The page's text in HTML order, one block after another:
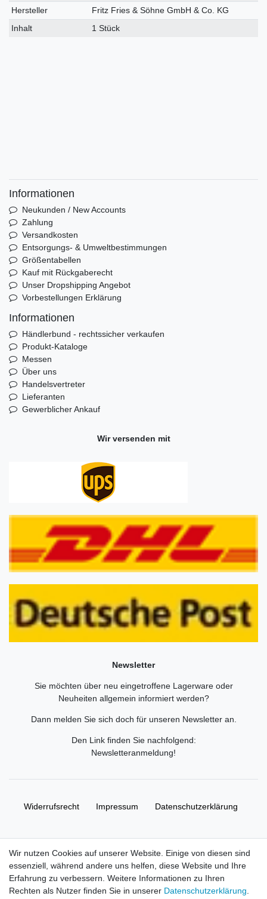
Hersteller
Fritz Fries & Söhne GmbH & Co. KG
Inhalt
1 Stück
Informationen
Neukunden / New Accounts
Zahlung
Versandkosten
Entsorgungs- & Umweltbestimmungen
Größentabellen
Kauf mit Rückgaberecht
Unser Dropshipping Angebot
Vorbestellungen Erklärung
Informationen
Händlerbund - rechtssicher verkaufen
Produkt-Kataloge
Messen
Über uns
Handelsvertreter
Lieferanten
Gewerblicher Ankauf
Wir versenden mit
Newsletter
Sie möchten über neu eingetroffene Lagerware oder
Neuheiten allgemein informiert werden?
Dann melden Sie sich doch für unseren Newsletter an.
Den Link finden Sie nachfolgend:
Newsletteranmeldung!
Widerrufs­recht Impressum Daten­schutz­erklärung
© Copyright 2026 | Alle Rechte vorbehalten. HL-
Handelsgesellschaft mbH.
Wir nutzen Cookies auf unserer Website. Einige von diesen sind
essenziell, während andere uns helfen, diese Website und Ihre
Erfahrung zu verbessern. Weitere Informationen zu Ihren
Rechten als Nutzer finden Sie in unserer Daten­schutz­erklärung